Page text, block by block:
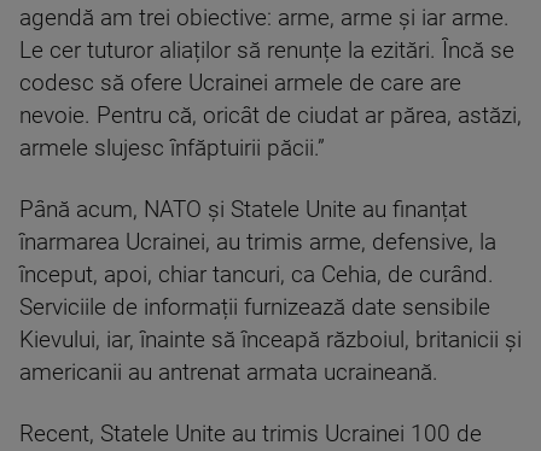
agendă am trei obiective: arme, arme și iar arme.
Le cer tuturor aliaților să renunțe la ezitări. Încă se
codesc să ofere Ucrainei armele de care are
nevoie. Pentru că, oricât de ciudat ar părea, astăzi,
armele slujesc înfăptuirii păcii.”
Până acum, NATO și Statele Unite au finanțat
înarmarea Ucrainei, au trimis arme, defensive, la
început, apoi, chiar tancuri, ca Cehia, de curând.
Serviciile de informații furnizează date sensibile
Kievului, iar, înainte să înceapă războiul, britanicii și
americanii au antrenat armata ucraineană.
Recent, Statele Unite au trimis Ucrainei 100 de